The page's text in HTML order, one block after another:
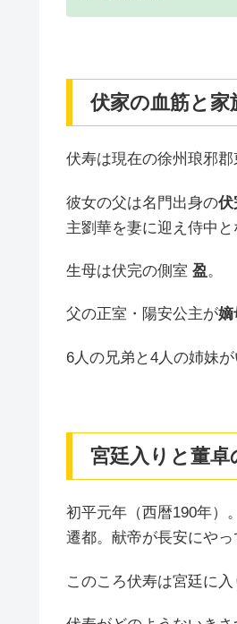
伏家の血筋と家
伏寿は現在の徐州琅邪
彼女の父は名門出身の伏
主劉華を妻に迎え侍中と
生母は伏完の側室 盈。
父の正室・陽安公主が嫡
6人の兄弟と4人の姉妹が
宮廷入りと董卓
初平元年（西暦190年）
遷都。献帝が長安にやっ
このころ伏寿は宮廷に